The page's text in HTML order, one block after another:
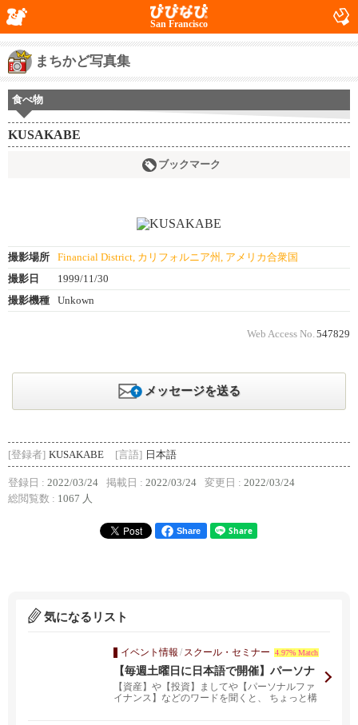
San Francisco
まちかど写真集
食べ物
KUSAKABE
ブックマーク
撮影場所
Financial District, カリフォルニア州, アメリカ合衆国
撮影日
1999/11/30
撮影機種
Unkown
Web Access No. 547829
メッセージを送る
[登録者] KUSAKABE [言語] 日本語
登録日 : 2022/03/24 掲載日 : 2022/03/24 変更日 : 2022/03/24
総閲覧数 : 1067 人
Share
気になるリスト
イベント情報 / スクール・セミナー 4.97% Match
【毎週土曜日に日本語で開催】パーソナ
ルファイナンス無料ZOOMウェビナー
【資産】や【投資】ましてや【パーソナルファ
イナンス】などのワードを聞くと、 ちょっと構